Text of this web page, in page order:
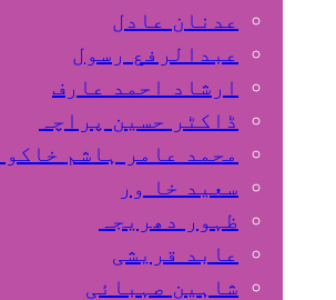
عدنان عادل
عبدالرفع رسول
ارشاد احمد عارف
ڈاکٹر حسین پراچہ
محمد عامر ہاشم
سعید خا ور
ظہور دھریجہ
عابد قریشی
شاہین صہبائی